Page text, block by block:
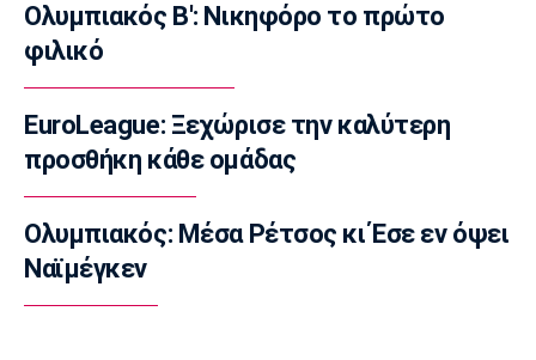
Ποδόσφαιρο - Διεθνή
Φιλική ήττα της Χαλ στο ντεμπούτο του
Εθνικές Μπάσκετ
Eurobasket U18: Με ανατροπή η Ελλάδα, 67-
65 τη Βουλγαρία
18:15
Βόλεϊ
ΕΟΠΕ: Τίμησε τον Κούβελο σε μια ξεχωριστή
Ολυμπιακός Β': Νικηφόρο το πρώτο
φιλικό
EuroLeague: Ξεχώρισε την καλύτερη
προσθήκη κάθε ομάδας
Ολυμπιακός: Μέσα Ρέτσος κι Έσε εν όψει
Ναϊμέγκεν